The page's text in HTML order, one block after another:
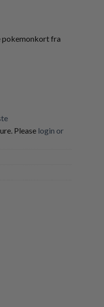
pokemonkort fra
Please login or